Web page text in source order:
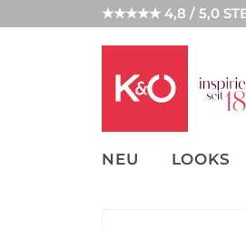
★★★★★ 4,8 / 5,0
NEU LOOKS
UNSERE APP
CLICK &